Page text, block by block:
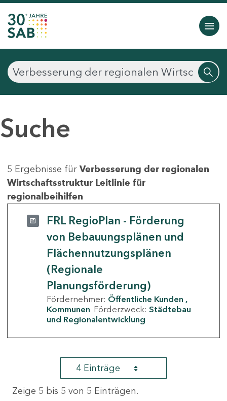
Suche
5 Ergebnisse für Verbesserung der regionalen
Wirtschaftsstruktur Leitlinie für
regionalbeihilfen
FRL RegioPlan - Förderung
von Bebauungsplänen und
Flächennutzungsplänen
(Regionale
Planungsförderung)
Fördernehmer: Öffentliche Kunden
Kommunen Förderzweck: Städtebau
und Regionalentwicklung
4 Einträge
Zeige 5 bis 5 von 5 Einträgen.